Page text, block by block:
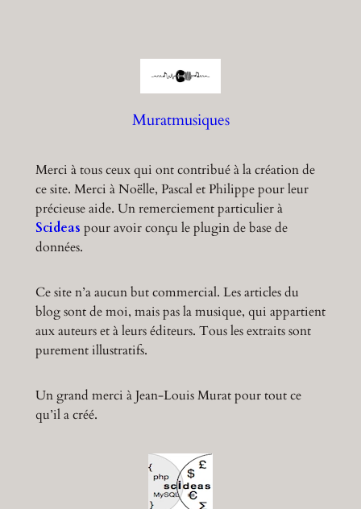
Muratmusiques
Merci à tous ceux qui ont contribué à la création de
ce site. Merci à Noëlle, Pascal et Philippe pour leur
précieuse aide. Un remerciement particulier à
Scideas pour avoir conçu le plugin de base de
données.
Ce site n’a aucun but commercial. Les articles du
blog sont de moi, mais pas la musique, qui appartient
aux auteurs et à leurs éditeurs. Tous les extraits sont
purement illustratifs.
Un grand merci à Jean-Louis Murat pour tout ce
qu’il a créé.